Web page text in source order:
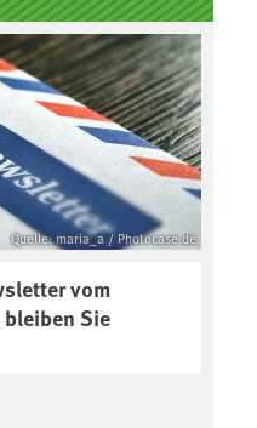
ausgewählt und
während
Infos
Podcast
reinhören:
interview/sc20
der-krume/
Quelle: maria_a / Photocase.de
vom
Sie